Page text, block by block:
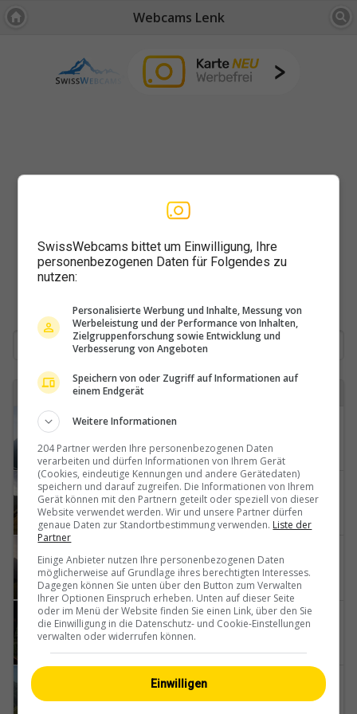
Webcams Lenk
7 Webcams mit dem Begriff lenk gefunden
Lenk › Süden: Alpen?Imbiss Leiterli
Lenk: Betelberg
Lenk: i. S. Blick auf Betelberg
Lenk: im Simmental - Metschstand
SwissWebcams bittet um Einwilligung, Ihre
personenbezogenen Daten für Folgendes zu
nutzen:
Personalisierte Werbung und Inhalte, Messung von
Werbeleistung und der Performance von Inhalten,
Zielgruppenforschung sowie Entwicklung und
Verbesserung von Angeboten
Speichern von oder Zugriff auf Informationen auf
einem Endgerät
Weitere Informationen
204 Partner werden Ihre personenbezogenen Daten
verarbeiten und dürfen Informationen von Ihrem Gerät
(Cookies, eindeutige Kennungen und andere Gerätedaten)
speichern und darauf zugreifen. Die Informationen von Ihrem
Gerät können mit den Partnern geteilt oder speziell von dieser
Website verwendet werden. Wir und unsere Partner dürfen
genaue Daten zur Standortbestimmung verwenden. Liste der
Partner
Einige Anbieter nutzen Ihre personenbezogenen Daten
möglicherweise auf Grundlage ihres berechtigten Interesses.
Dagegen können Sie unten über den Button zum Verwalten
Ihrer Optionen Einspruch erheben. Unten auf dieser Seite
oder im Menü der Website finden Sie einen Link, über den Sie
die Einwilligung in die Datenschutz- und Cookie-Einstellungen
verwalten oder widerrufen können.
Einwilligen